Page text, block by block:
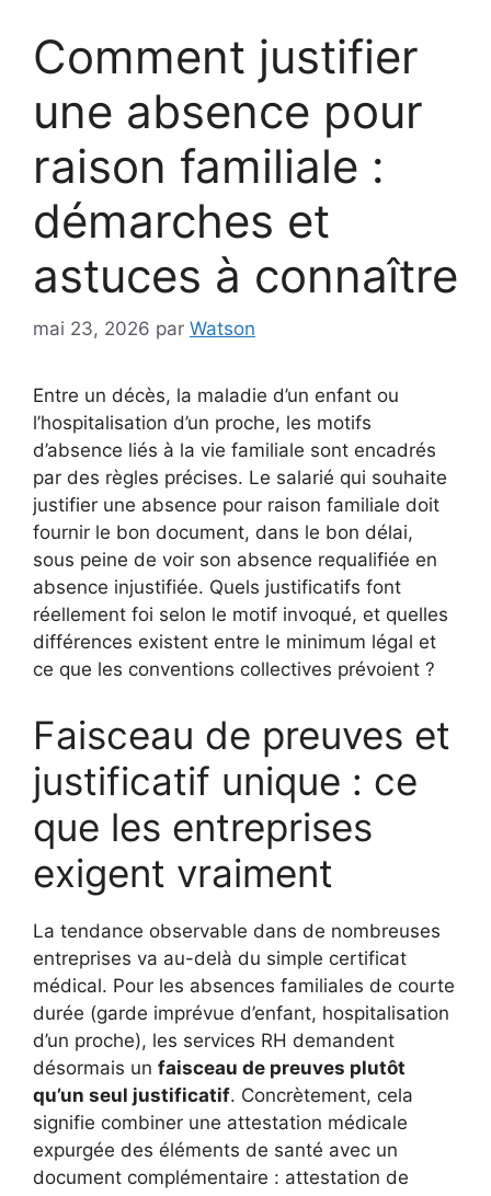
Comment justifier
une absence pour
raison familiale :
démarches et
astuces à connaître
mai 23, 2026 par Watson
Entre un décès, la maladie d’un enfant ou
l’hospitalisation d’un proche, les motifs
d’absence liés à la vie familiale sont encadrés
par des règles précises. Le salarié qui souhaite
justifier une absence pour raison familiale doit
fournir le bon document, dans le bon délai,
sous peine de voir son absence requalifiée en
absence injustifiée. Quels justificatifs font
réellement foi selon le motif invoqué, et quelles
différences existent entre le minimum légal et
ce que les conventions collectives prévoient ?
Faisceau de preuves et
justificatif unique : ce
que les entreprises
exigent vraiment
La tendance observable dans de nombreuses
entreprises va au-delà du simple certificat
médical. Pour les absences familiales de courte
durée (garde imprévue d’enfant, hospitalisation
d’un proche), les services RH demandent
désormais un faisceau de preuves plutôt
qu’un seul justificatif. Concrètement, cela
signifie combiner une attestation médicale
expurgée des éléments de santé avec un
document complémentaire : attestation de